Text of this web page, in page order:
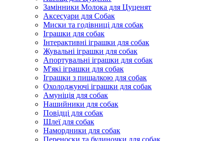
Замінники Молока для Цуценят
Аксесуари для Собак
Миски та годівниці для собак
Іграшки для собак
Інтерактивні іграшки для собак
Жувальні іграшки для собак
Апортувальні іграшки для собак
М'які іграшки для собак
Іграшки з пищалкою для собак
Охолоджуючі іграшки для собак
Амуніція для собак
Нашийники для собак
Повідці для собак
Шлеї для собак
Намордники для собак
Переноски та будиночки для собак